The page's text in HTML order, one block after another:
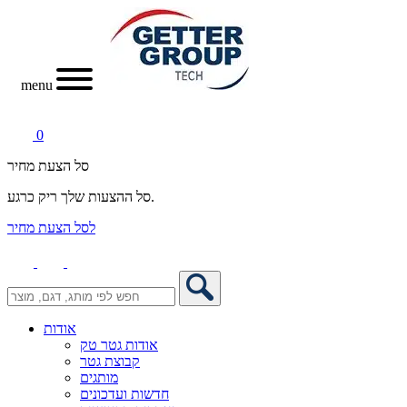
menu
0
סל הצעת מחיר
סל ההצעות שלך ריק כרגע.
לסל הצעת מחיר
אודות
אודות גטר טק
קבוצת גטר
מותגים
חדשות ועדכונים